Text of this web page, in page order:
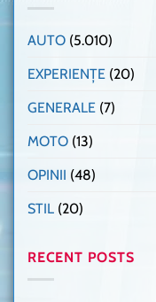
AUTO (5.010)
EXPERIENȚE (20)
GENERALE (7)
MOTO (13)
OPINII (48)
STIL (20)
RECENT POSTS